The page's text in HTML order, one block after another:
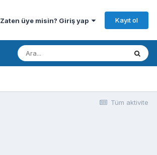
Zaten üye misin? Giriş yap Kayıt ol
Tüm aktivite